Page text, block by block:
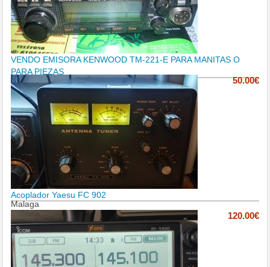
VENDO EMISORA KENWOOD TM-221-E PARA MANITAS O
PARA PIEZAS
50.00€
Acoplador Yaesu FC 902
Malaga
120.00€